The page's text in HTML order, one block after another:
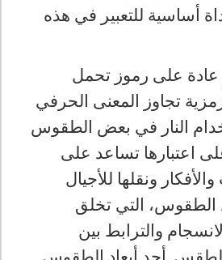
أساسية للتعبير في هذه
على رموز تحمل
تجاوز المعنى الحرفي
النار في بعض الطقوس
اعتبارها تساعد على
ونقلها للأجيال
الطقوس، التي تخلق
والترابط بين